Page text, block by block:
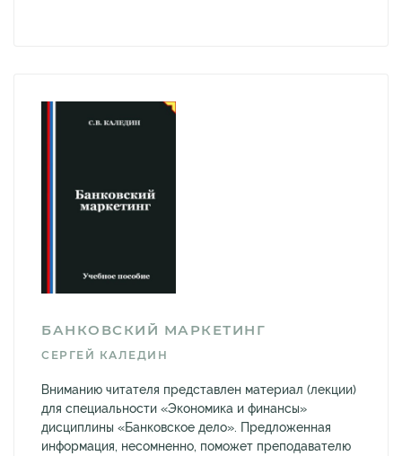
БАНКОВСКИЙ МАРКЕТИНГ
СЕРГЕЙ КАЛЕДИН
Вниманию читателя представлен материал (лекции)
для специальности «Экономика и финансы»
дисциплины «Банковское дело». Предложенная
информация, несомненно, поможет преподавателю